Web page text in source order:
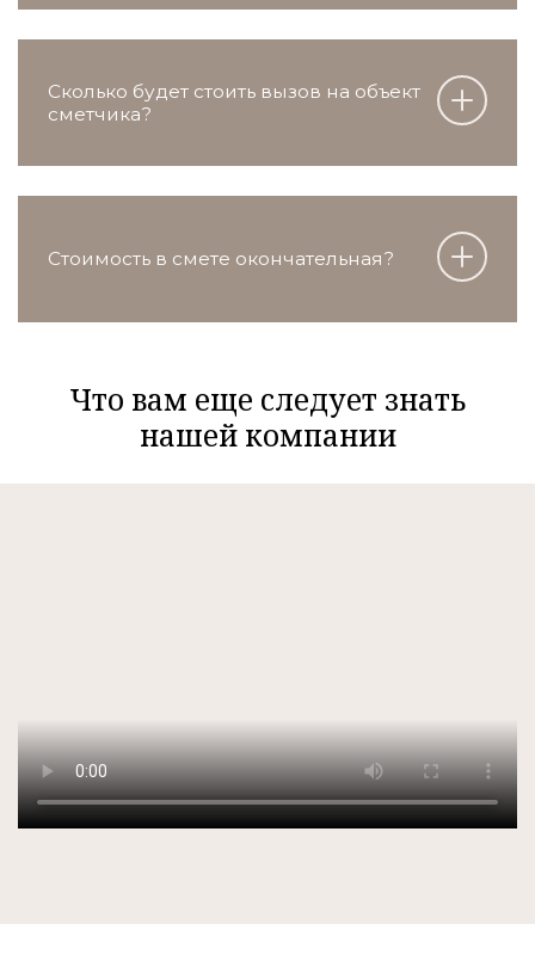
Сколько будет стоить вызов на объект
сметчика?
Стоимость в смете окончательная?
Что вам еще следует знать
нашей компании